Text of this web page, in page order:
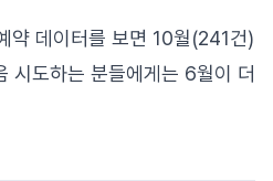
약 데이터를 보면 10월(241건)
시도하는 분들에게는 6월이 더